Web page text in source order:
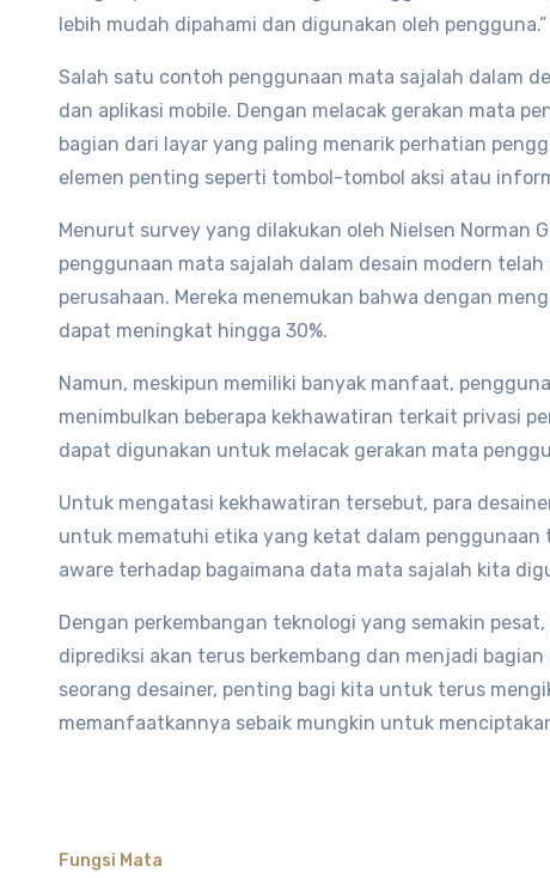
lebih mudah dipahami dan digunakan oleh pengguna.”
Salah satu contoh penggunaan mata sajalah dalam
dan aplikasi mobile. Dengan melacak gerakan mata
bagian dari layar yang paling menarik perhatian
elemen penting seperti tombol-tombol aksi atau
Menurut survey yang dilakukan oleh Nielsen Norman
penggunaan mata sajalah dalam desain modern
perusahaan. Mereka menemukan bahwa dengan
dapat meningkat hingga 30%.
Namun, meskipun memiliki banyak manfaat,
menimbulkan beberapa kekhawatiran terkait privasi
dapat digunakan untuk melacak gerakan mata
Untuk mengatasi kekhawatiran tersebut, para
untuk mematuhi etika yang ketat dalam penggunaan
aware terhadap bagaimana data mata sajalah kita
Dengan perkembangan teknologi yang semakin
diprediksi akan terus berkembang dan menjadi
seorang desainer, penting bagi kita untuk terus
memanfaatkannya sebaik mungkin untuk
Fungsi Mata